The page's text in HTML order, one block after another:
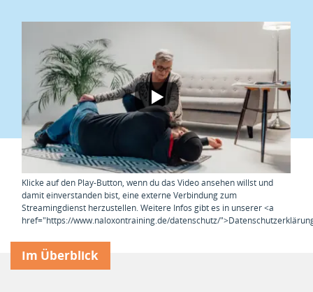
Klicke auf den Play-Button, wenn du das Video ansehen willst und
damit einverstanden bist, eine externe Verbindung zum
Streamingdienst herzustellen. Weitere Infos gibt es in unserer <a
href="https://www.naloxontraining.de/datenschutz/
Im Überblick